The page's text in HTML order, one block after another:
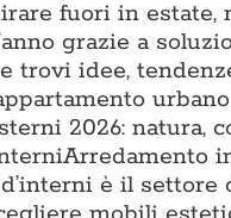
fuori in estate,
grazie a
trovi idee,
2026: natura,
Arredamento
d’interni è il